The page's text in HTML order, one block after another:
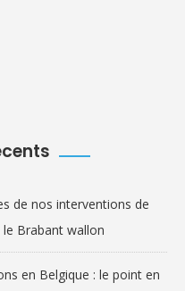
de nos interventions de
Brabant wallon
en Belgique : le point en